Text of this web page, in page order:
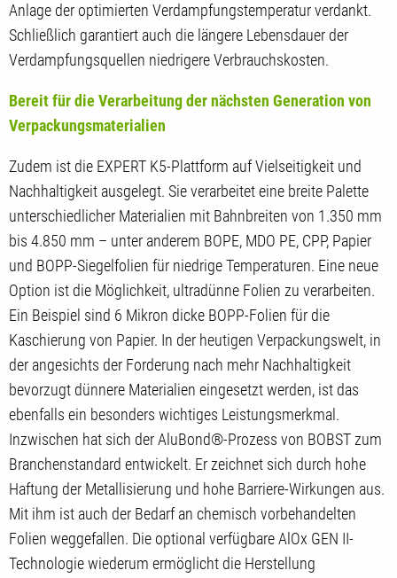
Anlage der optimierten Verdampfungstemperatur verdankt.
Schließlich garantiert auch die längere Lebensdauer der
Verdampfungsquellen niedrigere Verbrauchskosten.
Bereit für die Verarbeitung der nächsten Generation von
Verpackungsmaterialien
Zudem ist die EXPERT K5-Plattform auf Vielseitigkeit und
Nachhaltigkeit ausgelegt. Sie verarbeitet eine breite Palette
unterschiedlicher Materialien mit Bahnbreiten von 1.350 mm
bis 4.850 mm – unter anderem BOPE, MDO PE, CPP, Papier
und BOPP-Siegelfolien für niedrige Temperaturen. Eine neue
Option ist die Möglichkeit, ultradünne Folien zu verarbeiten.
Ein Beispiel sind 6 Mikron dicke BOPP-Folien für die
Kaschierung von Papier. In der heutigen Verpackungswelt, in
der angesichts der Forderung nach mehr Nachhaltigkeit
bevorzugt dünnere Materialien eingesetzt werden, ist das
ebenfalls ein besonders wichtiges Leistungsmerkmal.
Inzwischen hat sich der AluBond®-Prozess von BOBST zum
Branchenstandard entwickelt. Er zeichnet sich durch hohe
Haftung der Metallisierung und hohe Barriere-Wirkungen aus.
Mit ihm ist auch der Bedarf an chemisch vorbehandelten
Folien weggefallen. Die optional verfügbare AlOx GEN II-
Technologie wiederum ermöglicht die Herstellung